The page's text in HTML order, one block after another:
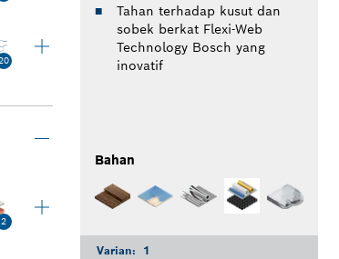
2
Tahan terhadap kusut dan
sobek berkat Flexi-Web
Technology Bosch yang
inovatif
Bahan
Varian: 1